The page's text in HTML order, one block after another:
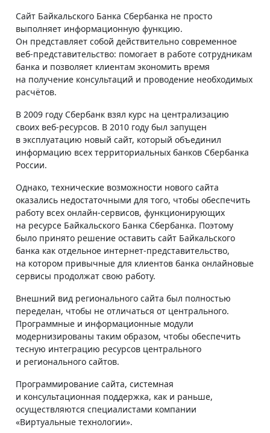
Сайт Байкальского Банка Сбербанка не просто
выполняет информационную функцию.
Он представляет собой действительно современное
веб-представительство: помогает в работе сотрудникам
банка и позволяет клиентам экономить время
на получение консультаций и проводение необходимых
расчётов.
В 2009 году Сбербанк взял курс на централизацию
своих веб-ресурсов. В 2010 году был запущен
в эксплуатацию новый сайт, который объединил
информацию всех территориальных банков Сбербанка
России.
Однако, технические возможности нового сайта
оказались недостаточными для того, чтобы обеспечить
работу всех онлайн-сервисов, функционирующих
на ресурсе Байкальского Банка Сбербанка. Поэтому
было принято решение оставить сайт Байкальского
банка как отдельное интернет-представительство,
на котором привычные для клиентов банка онлайновые
сервисы продолжат свою работу.
Внешний вид регионального сайта был полностью
переделан, чтобы не отличаться от центрального.
Программные и информационные модули
модернизированы таким образом, чтобы обеспечить
тесную интеграцию ресурсов центрального
и регионального сайтов.
Программирование сайта, системная
и консультационная поддержка, как и раньше,
осуществляются специалистами компании
«Виртуальные технологии».